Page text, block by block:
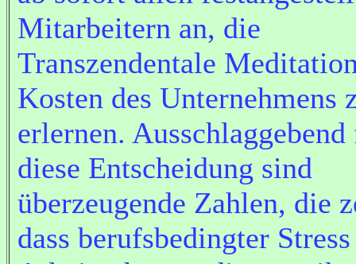
Mitarbeitern an, die
Transzendentale
Kosten des Unternehmens
erlernen.
diese Entscheidung sind
überzeugende Zahlen, die
dass berufsbedingter